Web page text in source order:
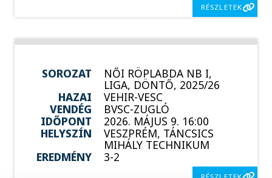
RÉSZLETEK
SOROZAT NŐI RÖPLABDA NB I,
LIGA, DÖNTŐ, 2025/26
HAZAI
VEHIR-VESC
VENDÉG
BVSC-ZUGLÓ
IDŐPONT
2026. MÁJUS 9. 16:00
HELYSZÍN
VESZPRÉM, TÁNCSICS
MIHÁLY TECHNIKUM
EREDMÉNY
3-2